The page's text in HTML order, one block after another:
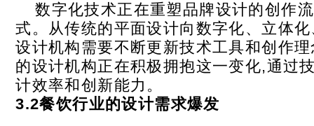
数字化技术正在重塑品牌设计的创作
式。从传统的平面设计向数字化、立体
设计机构需要不断更新技术工具和创作
的设计机构正在积极拥抱这一变化,通过
计效率和创新能力。
3.2餐饮行业的设计需求爆发